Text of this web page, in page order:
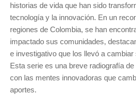
historias de vida que han sido
tecnología y la innovación. En un
regiones de Colombia, se han
impactado sus comunidades,
e investigativo que los llevó a
Esta serie es una breve radiografía
con las mentes innovadoras que
aportes.